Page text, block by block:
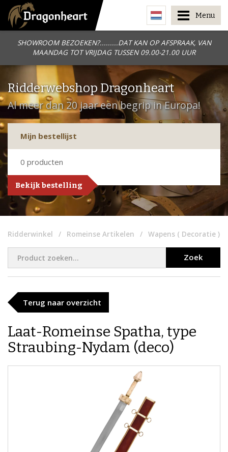
SHOWROOM BEZOEKEN?.........DAT KAN OP AFSPRAAK, VAN
MAANDAG TOT VRIJDAG TUSSEN 09.00-21.00 UUR
Menu
Ridderwebshop Dragonheart
Al meer dan 20 jaar een begrip in Europa!
Mijn bestellijst
0 producten
Bekijk bestelling
Ridderwinkel Romeinse Artikelen Wapens ( Decoratie )
Zoek
Terug naar overzicht
Laat-Romeinse Spatha, type
Straubing-Nydam (deco)